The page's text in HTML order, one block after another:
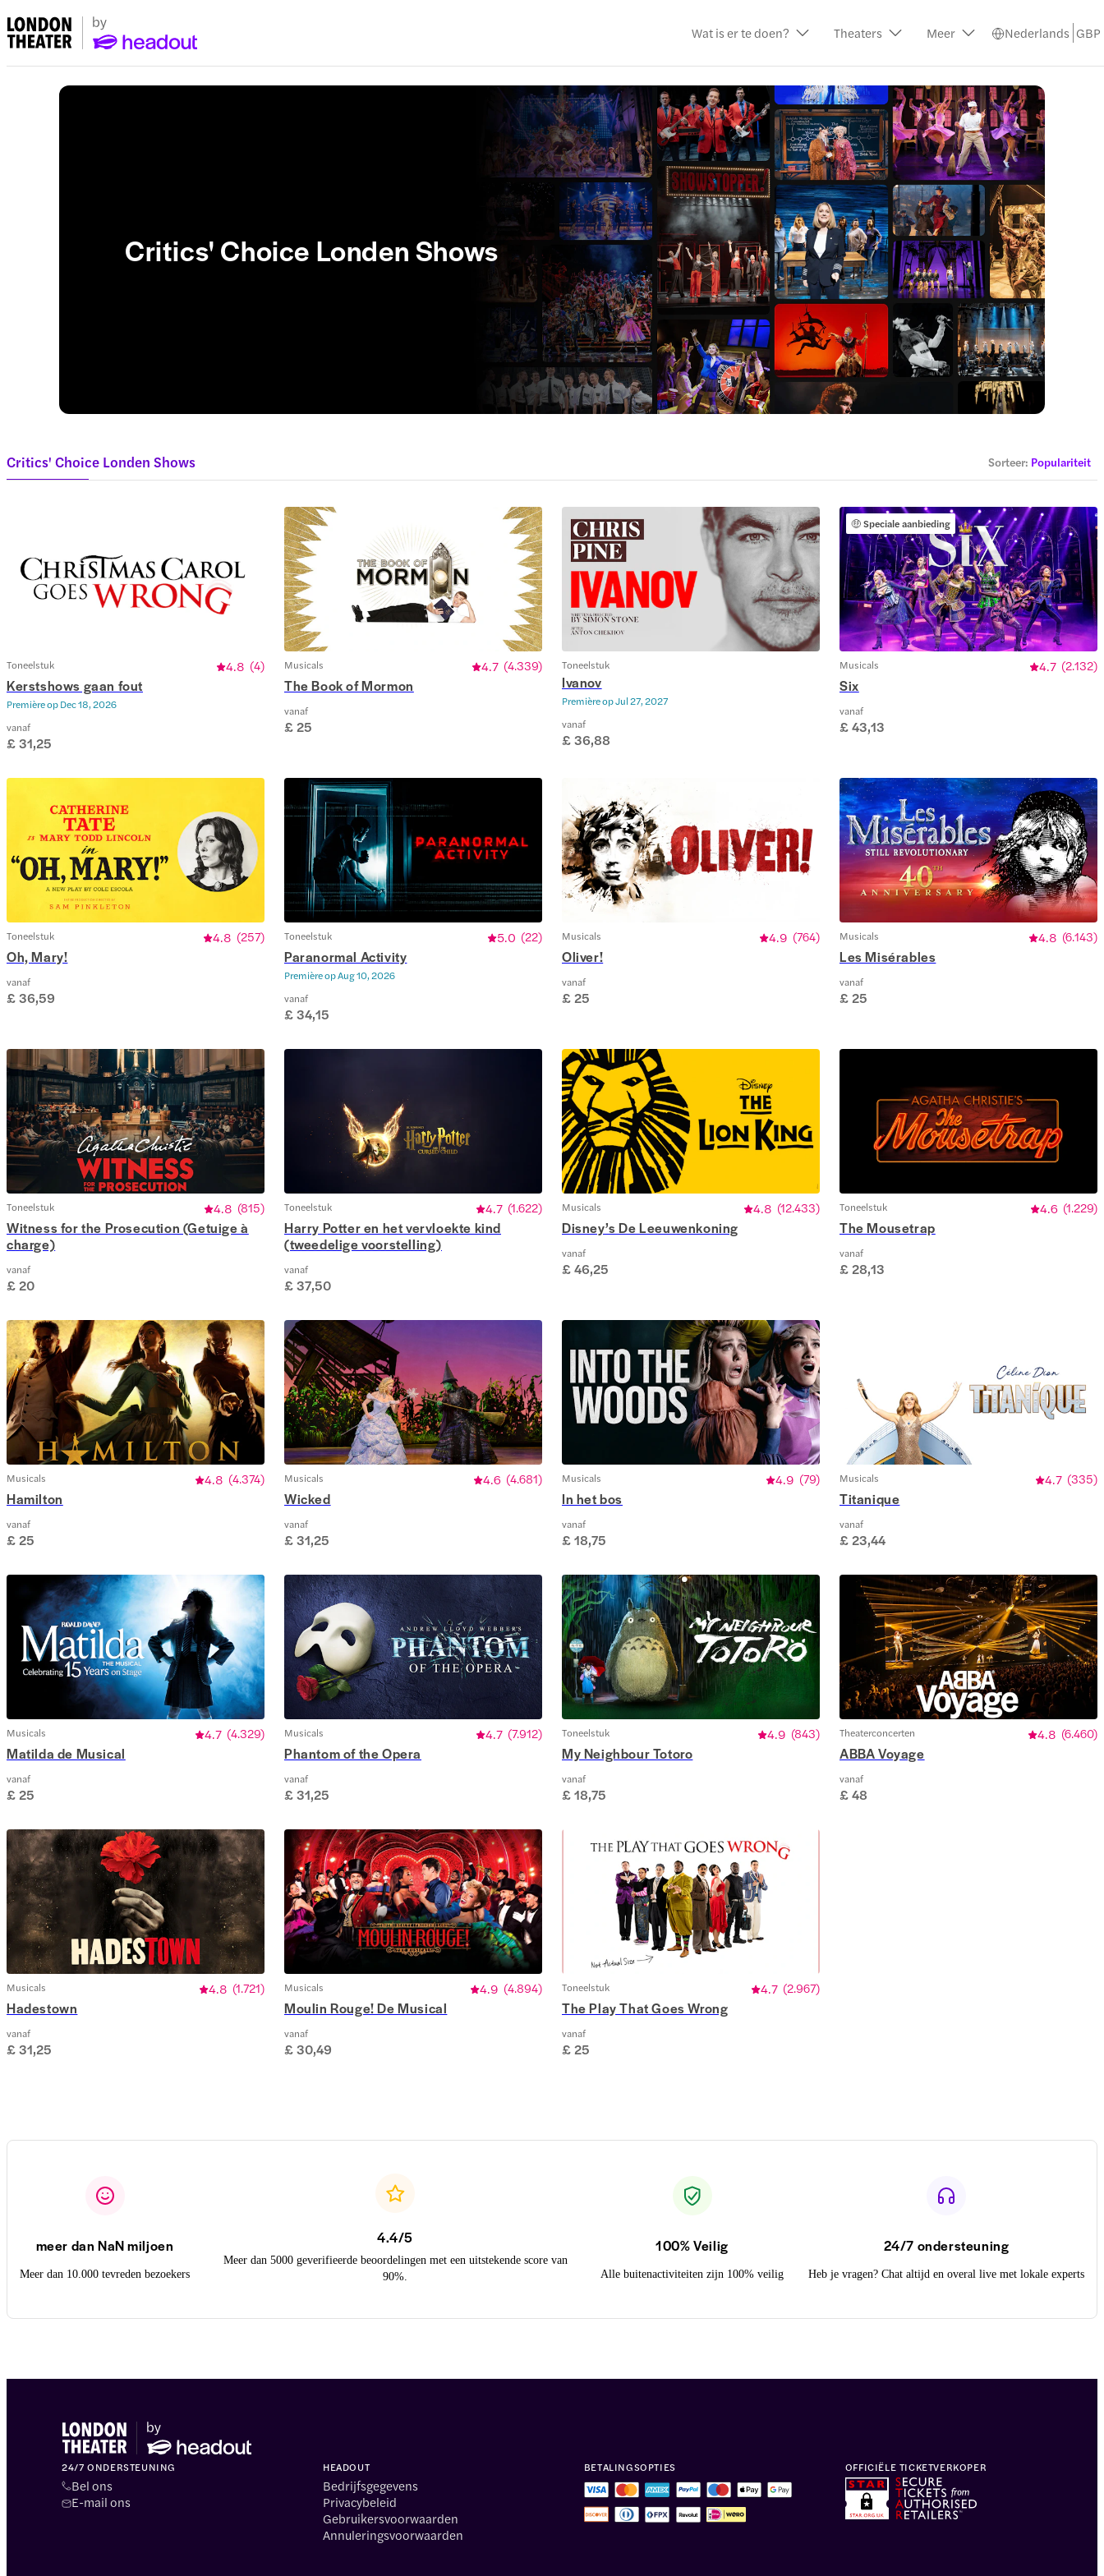
Wat is er te doen? Theaters Meer Nederlands GBP
Critics' Choice Londen Shows
Critics' Choice Londen Shows Sorteer: Populariteit
Toneelstuk 4.8 (4)
Kerstshows gaan fout
Première opDec 18, 2026
vanaf
£ 31,25
Musicals 4.7 (4.339)
The Book of Mormon
vanaf
£ 25
Toneelstuk
Ivanov
Première opJul 27, 2027
vanaf
£ 36,88
🤑Speciale aanbieding
Musicals 4.7 (2.132)
Six
vanaf
£ 43,13
Toneelstuk 4.8 (257)
Oh, Mary!
vanaf
£ 36,59
Toneelstuk 5.0 (22)
Paranormal Activity
Première opAug 10, 2026
vanaf
£ 34,15
Musicals 4.9 (764)
Oliver!
vanaf
£ 25
Musicals 4.8 (6.143)
Les Misérables
vanaf
£ 25
Toneelstuk 4.8 (815)
Witness for the Prosecution (Getuige à
charge)
vanaf
£ 20
Toneelstuk 4.7 (1.622)
Harry Potter en het vervloekte kind
(tweedelige voorstelling)
vanaf
£ 37,50
Musicals 4.8 (12.433)
Disney’s De Leeuwenkoning
vanaf
£ 46,25
Toneelstuk 4.6 (1.229)
The Mousetrap
vanaf
£ 28,13
Musicals 4.8 (4.374)
Hamilton
vanaf
£ 25
Musicals 4.6 (4.681)
Wicked
vanaf
£ 31,25
Musicals 4.9 (79)
In het bos
vanaf
£ 18,75
Musicals 4.7 (335)
Titanique
vanaf
£ 23,44
Musicals 4.7 (4.329)
Matilda de Musical
vanaf
£ 25
Musicals 4.7 (7.912)
Phantom of the Opera
vanaf
£ 31,25
Toneelstuk 4.9 (843)
My Neighbour Totoro
vanaf
£ 18,75
Theaterconcerten 4.8 (6.460)
ABBA Voyage
vanaf
£ 48
Musicals 4.8 (1.721)
Hadestown
vanaf
£ 31,25
Musicals 4.9 (4.894)
Moulin Rouge! De Musical
vanaf
£ 30,49
Toneelstuk 4.7 (2.967)
The Play That Goes Wrong
vanaf
£ 25
meer dan NaN miljoen
Meer dan 10.000 tevreden bezoekers
4.4/5
Meer dan 5000 geverifieerde beoordelingen met een uitstekende score van
90%.
100% Veilig
Alle buitenactiviteiten zijn 100% veilig
24/7 ondersteuning
Heb je vragen? Chat altijd en overal live met lokale experts
24/7 ONDERSTEUNING
Bel ons
E-mail ons
HEADOUT
Bedrijfsgegevens
Privacybeleid
Gebruikersvoorwaarden
Annuleringsvoorwaarden
BETALINGSOPTIES OFFICIËLE TICKETVERKOPER